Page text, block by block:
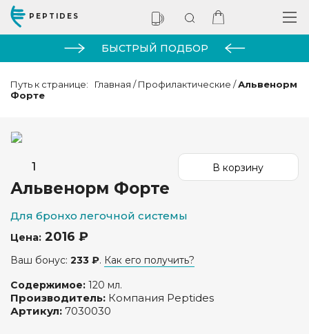
PEPTIDES
БЫСТРЫЙ ПОДБОР
Путь к странице: Главная / Профилактические /Альвенорм
Форте
Альвенорм Форте
Для бронхо легочной системы
Цена: 2016 ₽
Ваш бонус: 233 ₽. Как его получить?
Содержимое: 120 мл.
Производитель: Компания Peptides
Артикул: 7030030